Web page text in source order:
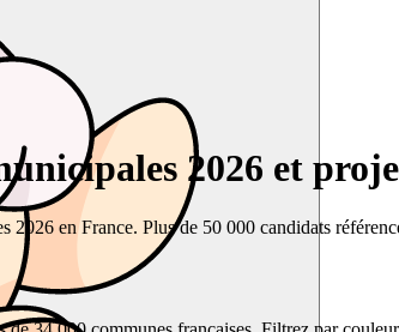
2026 et
en France. Plus de 50 000 candidats